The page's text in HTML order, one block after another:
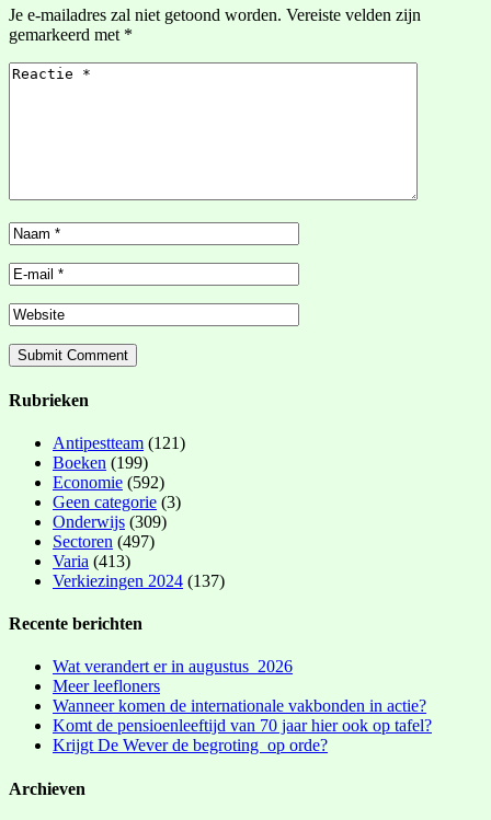
Je e-mailadres zal niet getoond worden. Vereiste velden zijn
gemarkeerd met *
Rubrieken
Antipestteam (121)
Boeken (199)
Economie (592)
Geen categorie (3)
Onderwijs (309)
Sectoren (497)
Varia (413)
Verkiezingen 2024 (137)
Recente berichten
Wat verandert er in augustus 2026
Meer leefloners
Wanneer komen de internationale vakbonden in actie?
Komt de pensioenleeftijd van 70 jaar hier ook op tafel?
Krijgt De Wever de begroting op orde?
Archieven